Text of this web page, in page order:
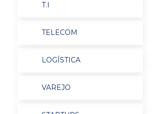
T.I
TELECOM
LOGÍSTICA
VAREJO